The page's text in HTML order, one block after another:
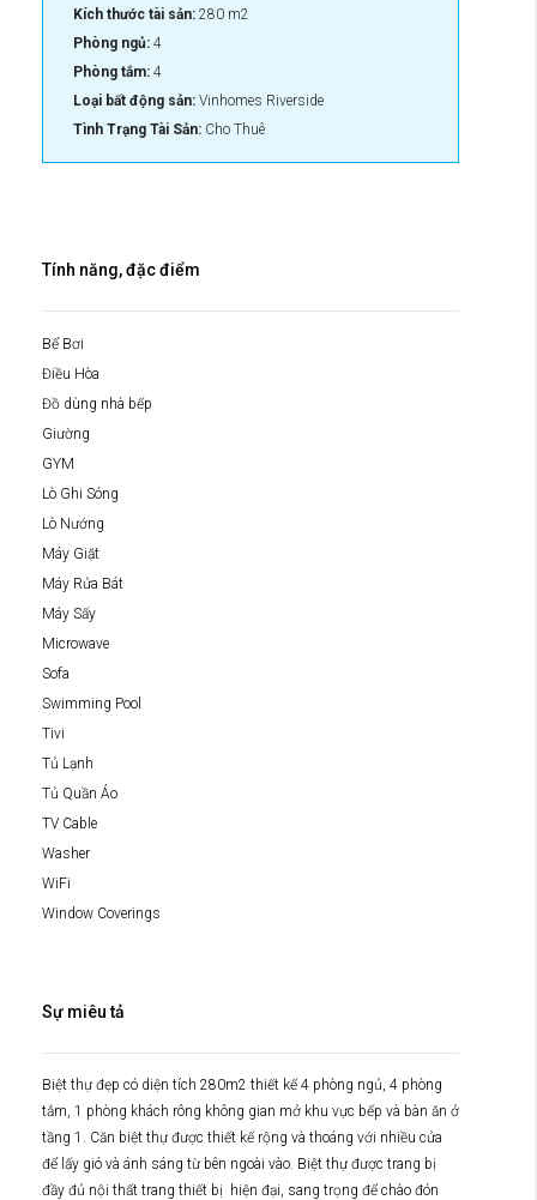
Kích thước tài sản: 280 m2
Phòng ngủ: 4
Phòng tắm: 4
Loại bất động sản: Vinhomes Riverside
Tình Trạng Tài Sản: Cho Thuê
Tính năng, đặc điểm
Bể Bơi
Điều Hòa
Đồ dùng nhà bếp
Giường
GYM
Lò Ghi Sóng
Lò Nướng
Máy Giặt
Máy Rửa Bát
Máy Sấy
Microwave
Sofa
Swimming Pool
Tivi
Tủ Lạnh
Tủ Quần Áo
TV Cable
Washer
WiFi
Window Coverings
Sự miêu tả
Biệt thự đẹp có diện tích 280m2 thiết kế 4 phòng ngủ, 4 phòng
tắm, 1 phòng khách rông không gian mở khu vực bếp và bàn ăn ở
tầng 1. Căn biệt thự được thiết kế rộng và thoáng với nhiều cửa
để lấy gió và ánh sáng từ bên ngoài vào. Biệt thự được trang bị
đầy đủ nội thất trang thiết bị hiện đại, sang trọng để chào đón